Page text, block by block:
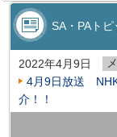
SA・PAトピ
2022年4月9日
4月9日放送
介！！